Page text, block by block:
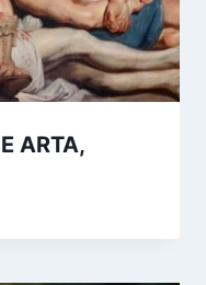
ARTA,